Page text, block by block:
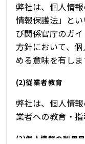
弊社は、個人情
情報保護法」と
び関係官庁のガ
方針において、
める意味を有しま
(2)従業者教育
弊社は、個人情
業者への教育・指
(3)個人情報の利用